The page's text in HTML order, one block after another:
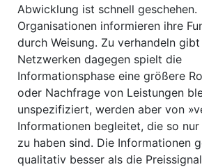
Abwicklung ist schnell geschehen.
Organisationen informieren ihre
durch Weisung. Zu verhandeln
Netzwerken dagegen spielt die
Informationsphase eine größere
oder Nachfrage von Leistungen
unspezifiziert, werden aber von
Informationen begleitet, die so
zu haben sind. Die Informationen
qualitativ besser als die